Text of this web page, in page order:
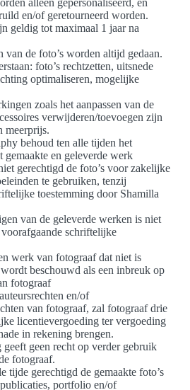
en/of geretourneerd worden.
geldig tot maximaal 1 jaar na
van de foto’s worden altijd gedaan.
foto’s rechtzetten, uitsnede
optimaliseren, mogelijke
zoals het aanpassen van de
verwijderen/toevoegen zijn
meerprijs.
behoud ten alle tijden het
gemaakte en geleverde werk
gerechtigd de foto’s voor zakelijke
te gebruiken, tenzij
toestemming door Shamilla
van de geleverde werken is niet
voorafgaande schriftelijke
werk van fotograaf dat niet is
beschouwd als een inbreuk op
fotograaf
en/of
van fotograaf, zal fotograaf drie
licentievergoeding ter vergoeding
in rekening brengen.
geeft geen recht op verder gebruik
fotograaf.
tijde gerechtigd de gemaakte foto’s
portfolio en/of